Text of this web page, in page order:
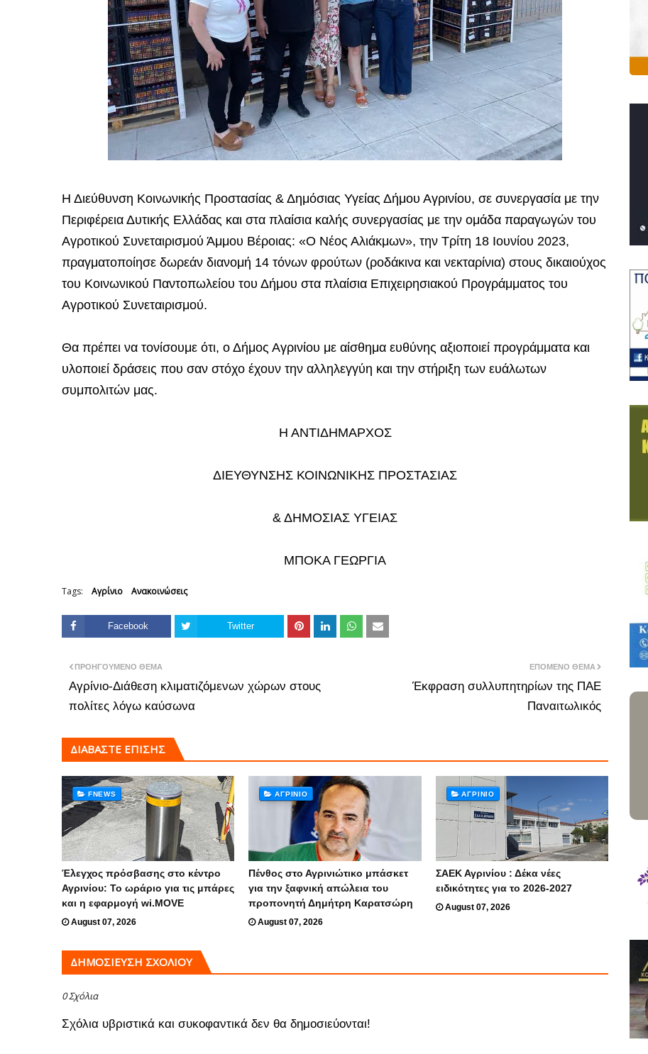
Η Διεύθυνση Κοινωνικής Προστασίας & Δημόσιας Υγείας Δήμου Αγρινίου, σε συνεργασία με την
Περιφέρεια Δυτικής Ελλάδας και στα πλαίσια καλής συνεργασίας με την ομάδα παραγωγών του
Αγροτικού Συνεταιρισμού Άμμου Βέροιας: «Ο Νέος Αλιάκμων», την Τρίτη 18 Ιουνίου 2023,
πραγματοποίησε δωρεάν διανομή 14 τόνων φρούτων (ροδάκινα και νεκταρίνια) στους δικαιούχος
του Κοινωνικού Παντοπωλείου του Δήμου στα πλαίσια Επιχειρησιακού Προγράμματος του
Αγροτικού Συνεταιρισμού.
Θα πρέπει να τονίσουμε ότι, ο Δήμος Αγρινίου με αίσθημα ευθύνης αξιοποιεί προγράμματα και
υλοποιεί δράσεις που σαν στόχο έχουν την αλληλεγγύη και την στήριξη των ευάλωτων
συμπολιτών μας.
Η ΑΝΤΙΔΗΜΑΡΧΟΣ
ΔΙΕΥΘΥΝΣΗΣ ΚΟΙΝΩΝΙΚΗΣ ΠΡΟΣΤΑΣΙΑΣ
& ΔΗΜΟΣΙΑΣ ΥΓΕΙΑΣ
ΜΠΟΚΑ ΓΕΩΡΓΙΑ
Tags: Αγρίνιο Ανακοινώσεις
Facebook Twitter
ΕΠΌΜΕΝΟ ΘΈΜΑ
Έκφραση συλλυπητηρίων της ΠΑΕ
Παναιτωλικός
ΠΡΟΗΓΟΎΜΕΝΟ ΘΈΜΑ
Αγρίνιο-Διάθεση κλιματιζόμενων χώρων στους
πολίτες λόγω καύσωνα
ΔΙΑΒΑΣΤΕ ΕΠΙΣΗΣ
FNEWS
Έλεγχος πρόσβασης στο κέντρο
Αγρινίου: Το ωράριο για τις μπάρες
και η εφαρμογή wi.MOVE
August 07, 2026
ΑΓΡΊΝΙΟ
Πένθος στο Αγρινιώτικο μπάσκετ
για την ξαφνική απώλεια του
προπονητή Δημήτρη Καρατσώρη
August 07, 2026
ΑΓΡΊΝΙΟ
ΣΑΕΚ Αγρινίου : Δέκα νέες
ειδικότητες για το 2026-2027
August 07, 2026
ΔΗΜΟΣΊΕΥΣΗ ΣΧΟΛΊΟΥ
0 Σχόλια
Σχόλια υβριστικά και συκοφαντικά δεν θα δημοσιεύονται!